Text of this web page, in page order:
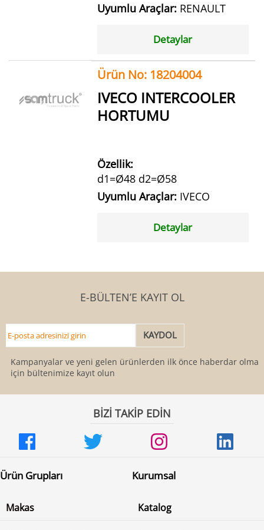
Uyumlu Araçlar: RENAULT
Detaylar
Ürün No: 18204004
IVECO INTERCOOLER
HORTUMU
Özellik:
d1=Ø48 d2=Ø58
Uyumlu Araçlar: IVECO
Detaylar
E-BÜLTEN’E KAYIT OL
Kampanyalar ve yeni gelen ürünlerden ilk önce haberdar olmak
için bültenimize kayıt olun
BİZİ TAKİP EDİN
Ürün Grupları
Makas
Kurumsal
Katalog